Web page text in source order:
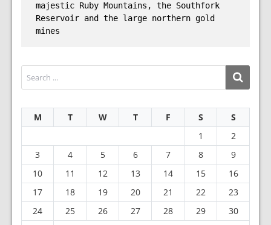
majestic Ruby Mountains, the Southfork
Reservoir and the large northern gold
mines
M T W T F S
S
1
2
3
4 5 6 7 8
9
10
11 12 13 14 15
16
17
18 19 20 21 22
23
24
25 26 27 28 29
30